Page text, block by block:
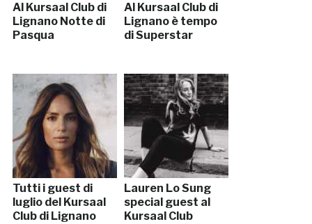
Al Kursaal Club di
Lignano Notte di
Pasqua
Al Kursaal Club di
Lignano è tempo
di Superstar
Tutti i guest di
luglio del Kursaal
Club di Lignano
Lauren Lo Sung
special guest al
Kursaal Club